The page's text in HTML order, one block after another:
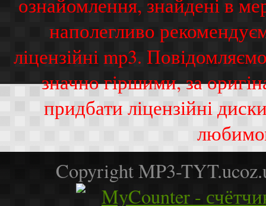
наполегливо
ліцензійні mp3.
значно гіршими, за
придбати ліцензійні
Copyright MP3-